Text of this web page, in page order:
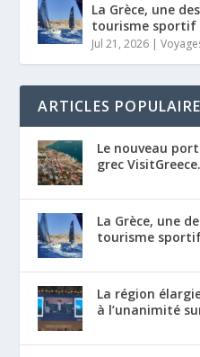
La Grèce, une
tourisme sportif
Jul 21, 2026 |
ARTICLES
Le nouveau
grec
La Grèce, une
tourisme
La région
à l’unanimité